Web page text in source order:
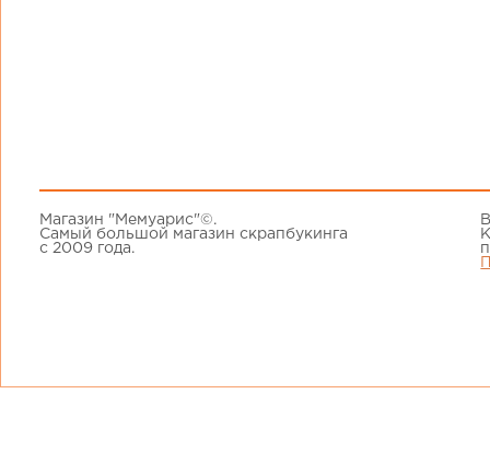
Магазин "Мемуарис"©.
Самый большой магазин скрапбукинга
с 2009 года.